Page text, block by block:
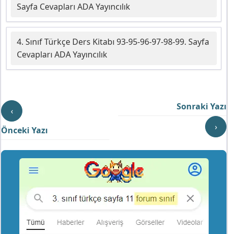
Sayfa Cevapları ADA Yayıncılık
4. Sınıf Türkçe Ders Kitabı 93-95-96-97-98-99. Sayfa
Cevapları ADA Yayıncılık
‹
Önceki Yazı
Sonraki Yazı
›